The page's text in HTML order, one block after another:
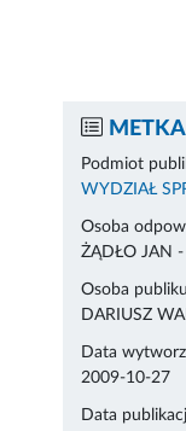
Podmiot
WYDZIAŁ
Osoba
ŻĄDŁO JAN
Osoba
DARIUSZ
Data
2009-10-27
Data